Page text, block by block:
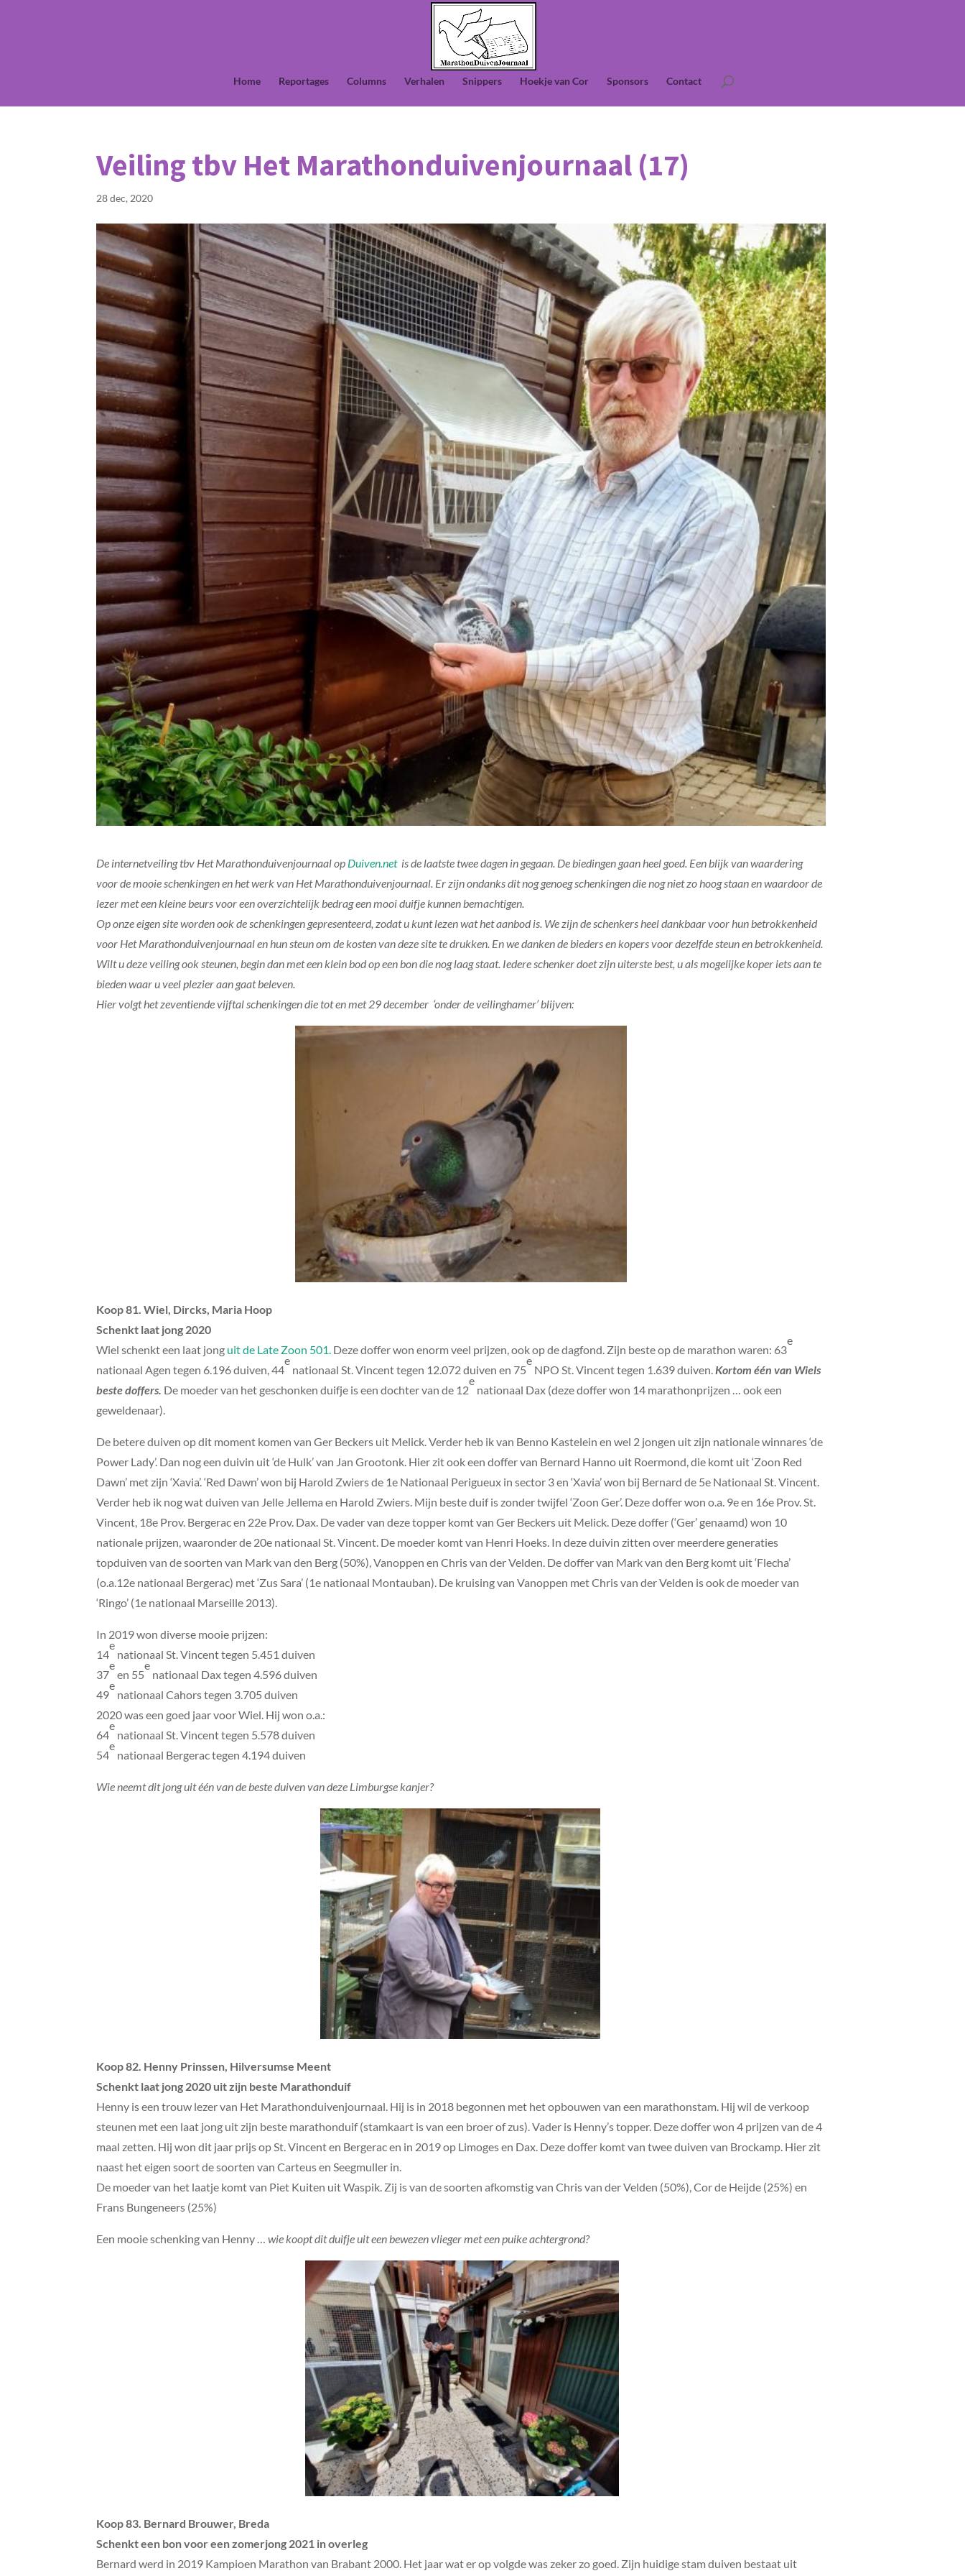
Home Reportages Columns Verhalen Snippers Hoekje van Cor Sponsors Contact
Veiling tbv Het Marathonduivenjournaal (17)
28 dec, 2020
De internetveiling tbv Het Marathonduivenjournaal op Duiven.net is de laatste twee dagen in gegaan. De biedingen gaan heel goed. Een blijk van waardering
voor de mooie schenkingen en het werk van Het Marathonduivenjournaal. Er zijn ondanks dit nog genoeg schenkingen die nog niet zo hoog staan en waardoor de
lezer met een kleine beurs voor een overzichtelijk bedrag een mooi duifje kunnen bemachtigen.
Op onze eigen site worden ook de schenkingen gepresenteerd, zodat u kunt lezen wat het aanbod is. We zijn de schenkers heel dankbaar voor hun betrokkenheid
voor Het Marathonduivenjournaal en hun steun om de kosten van deze site te drukken. En we danken de bieders en kopers voor dezelfde steun en betrokkenheid.
Wilt u deze veiling ook steunen, begin dan met een klein bod op een bon die nog laag staat. Iedere schenker doet zijn uiterste best, u als mogelijke koper iets aan te
bieden waar u veel plezier aan gaat beleven.
Hier volgt het zeventiende vijftal schenkingen die tot en met 29 december ‘onder de veilinghamer’ blijven:
Koop 81. Wiel, Dircks, Maria Hoop
Schenkt laat jong 2020
Wiel schenkt een laat jong uit de Late Zoon 501. Deze doffer won enorm veel prijzen, ook op de dagfond. Zijn beste op de marathon waren: 63
e
nationaal Agen tegen 6.196 duiven, 44
e
nationaal St. Vincent tegen 12.072 duiven en 75
e
NPO St. Vincent tegen 1.639 duiven.Kortom één van Wiels
beste doffers. De moeder van het geschonken duifje is een dochter van de 12
e
nationaal Dax (deze doffer won 14 marathonprijzen … ook een
geweldenaar).
De betere duiven op dit moment komen van Ger Beckers uit Melick. Verder heb ik van Benno Kastelein en wel 2 jongen uit zijn nationale winnares ‘de
Power Lady’. Dan nog een duivin uit ‘de Hulk’ van Jan Grootonk. Hier zit ook een doffer van Bernard Hanno uit Roermond, die komt uit ‘Zoon Red
Dawn’ met zijn ‘Xavia’. ‘Red Dawn’ won bij Harold Zwiers de 1e Nationaal Perigueux in sector 3 en ‘Xavia’ won bij Bernard de 5e Nationaal St. Vincent.
Verder heb ik nog wat duiven van Jelle Jellema en Harold Zwiers. Mijn beste duif is zonder twijfel ‘Zoon Ger’. Deze doffer won o.a. 9e en 16e Prov. St.
Vincent, 18e Prov. Bergerac en 22e Prov. Dax. De vader van deze topper komt van Ger Beckers uit Melick. Deze doffer (‘Ger’ genaamd) won 10
nationale prijzen, waaronder de 20e nationaal St. Vincent. De moeder komt van Henri Hoeks. In deze duivin zitten over meerdere generaties
topduiven van de soorten van Mark van den Berg (50%), Vanoppen en Chris van der Velden. De doffer van Mark van den Berg komt uit ‘Flecha’
(o.a.12e nationaal Bergerac) met ‘Zus Sara’ (1e nationaal Montauban). De kruising van Vanoppen met Chris van der Velden is ook de moeder van
‘Ringo’ (1e nationaal Marseille 2013).
In 2019 won diverse mooie prijzen:
14
e
nationaal St. Vincent tegen 5.451 duiven
37
e
en 55
e
nationaal Dax tegen 4.596 duiven
49
e
nationaal Cahors tegen 3.705 duiven
2020 was een goed jaar voor Wiel. Hij won o.a.:
64
e
nationaal St. Vincent tegen 5.578 duiven
54
e
nationaal Bergerac tegen 4.194 duiven
Wie neemt dit jong uit één van de beste duiven van deze Limburgse kanjer?
Koop 82. Henny Prinssen, Hilversumse Meent
Schenkt laat jong 2020 uit zijn beste Marathonduif
Henny is een trouw lezer van Het Marathonduivenjournaal. Hij is in 2018 begonnen met het opbouwen van een marathonstam. Hij wil de verkoop
steunen met een laat jong uit zijn beste marathonduif (stamkaart is van een broer of zus). Vader is Henny’s topper. Deze doffer won 4 prijzen van de 4
maal zetten. Hij won dit jaar prijs op St. Vincent en Bergerac en in 2019 op Limoges en Dax. Deze doffer komt van twee duiven van Brockamp. Hier zit
naast het eigen soort de soorten van Carteus en Seegmuller in.
De moeder van het laatje komt van Piet Kuiten uit Waspik. Zij is van de soorten afkomstig van Chris van der Velden (50%), Cor de Heijde (25%) en
Frans Bungeneers (25%)
Een mooie schenking van Henny …wie koopt dit duifje uit een bewezen vlieger met een puike achtergrond?
Koop 83. Bernard Brouwer, Breda
Schenkt een bon voor een zomerjong 2021 in overleg
Bernard werd in 2019 Kampioen Marathon van Brabant 2000. Het jaar wat er op volgde was zeker zo goed. Zijn huidige stam duiven bestaat uit